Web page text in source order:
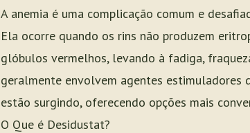
A anemia é uma complicação comum e
Ela ocorre quando os rins não produzem
glóbulos vermelhos, levando à fadiga,
geralmente envolvem agentes estimuladores
estão surgindo, oferecendo opções mais
O Que é Desidustat?